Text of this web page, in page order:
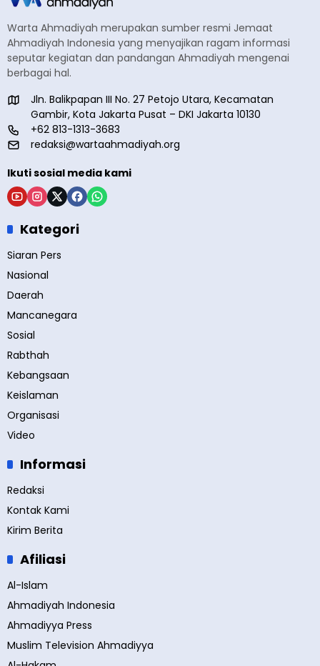
Warta Ahmadiyah merupakan sumber resmi Jemaat
Ahmadiyah Indonesia yang menyajikan ragam informasi
seputar kegiatan dan pandangan Ahmadiyah mengenai
berbagai hal.
Jln. Balikpapan III No. 27 Petojo Utara, Kecamatan
Gambir, Kota Jakarta Pusat – DKI Jakarta 10130
+62 813-1313-3683
redaksi@wartaahmadiyah.org
Ikuti sosial media kami
Kategori
Siaran Pers
Nasional
Daerah
Mancanegara
Sosial
Rabthah
Kebangsaan
Keislaman
Organisasi
Video
Informasi
Redaksi
Kontak Kami
Kirim Berita
Afiliasi
Al-Islam
Ahmadiyah Indonesia
Ahmadiyya Press
Muslim Television Ahmadiyya